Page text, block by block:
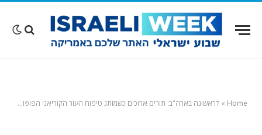
Home
» לראשונה בארה"ב: תורים ארוכים כשמותג טיפוח העור הקוריאני הפופולרי פותח חנות ראשונה בדרום קליפורניה